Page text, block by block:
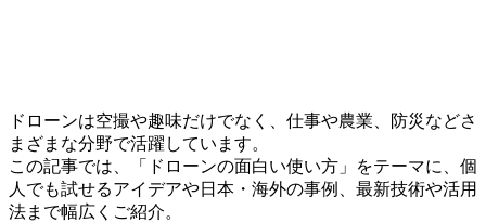
ドローンは空撮や趣味だけでなく、仕事や農業、防災などさ
まざまな分野で活躍しています。
この記事では、「ドローンの面白い使い方」をテーマに、個
人でも試せるアイデアや日本・海外の事例、最新技術や活用
法まで幅広くご紹介。